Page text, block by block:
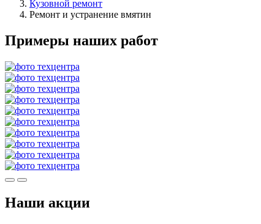
Кузовной ремонт
Ремонт и устранение вмятин
Примеры наших работ
Наши акции